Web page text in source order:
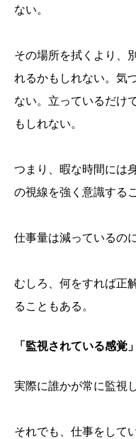
ない。
その場所を拭くより、
れるかもしれない。気
ない。立っているだけ
もしれない。
つまり、暇な時間には
の視線を強く意識する
仕事量は減っているの
むしろ、何をすれば正
ることもある。
「監視されている感覚
実際に誰かが常に監視
それでも、仕事をして